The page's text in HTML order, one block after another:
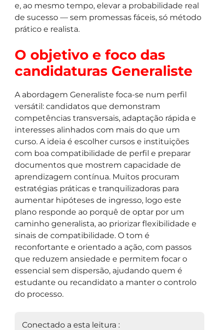
e, ao mesmo tempo, elevar a probabilidade real
de sucesso — sem promessas fáceis, só método
prático e realista.
O objetivo e foco das
candidaturas Generaliste
A abordagem Generaliste foca-se num perfil
versátil: candidatos que demonstram
competências transversais, adaptação rápida e
interesses alinhados com mais do que um
curso. A ideia é escolher cursos e instituições
com boa compatibilidade de perfil e preparar
documentos que mostrem capacidade de
aprendizagem contínua. Muitos procuram
estratégias práticas e tranquilizadoras para
aumentar hipóteses de ingresso, logo este
plano responde ao porquê de optar por um
caminho generalista, ao priorizar flexibilidade e
sinais de compatibilidade. O tom é
reconfortante e orientado a ação, com passos
que reduzem ansiedade e permitem focar o
essencial sem dispersão, ajudando quem é
estudante ou recandidato a manter o controlo
do processo.
Conectado a esta leitura :